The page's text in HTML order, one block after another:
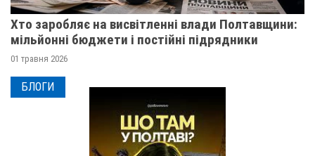
Хто заробляє на висвітленні влади Полтавщини:
мільйонні бюджети і постійні підрядники
01 травня 2026
БЛОГИ